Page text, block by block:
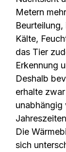
Metern
Kälte,
das Tier
Erkennung
Deshalb
erhalte
unabhängig
Die
sich